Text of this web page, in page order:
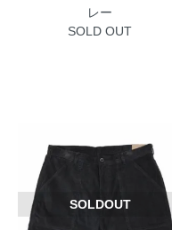
レー
SOLD OUT
SOLDOUT